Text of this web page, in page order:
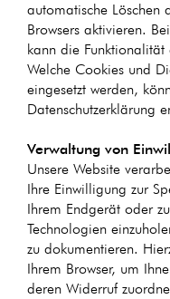
automatische Löschen
Browsers aktivieren.
kann die Funktionalität
Welche Cookies und
eingesetzt werden,
Datenschutzerklärung
Verwaltung von
Unsere Website
Ihre Einwilligung zur
Ihrem Endgerät oder
Technologien
zu dokumentieren.
Ihrem Browser, um
deren Widerruf